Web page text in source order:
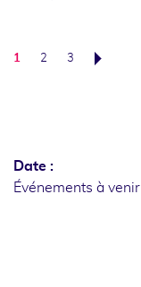
1 2 3
Date :
Événements à venir